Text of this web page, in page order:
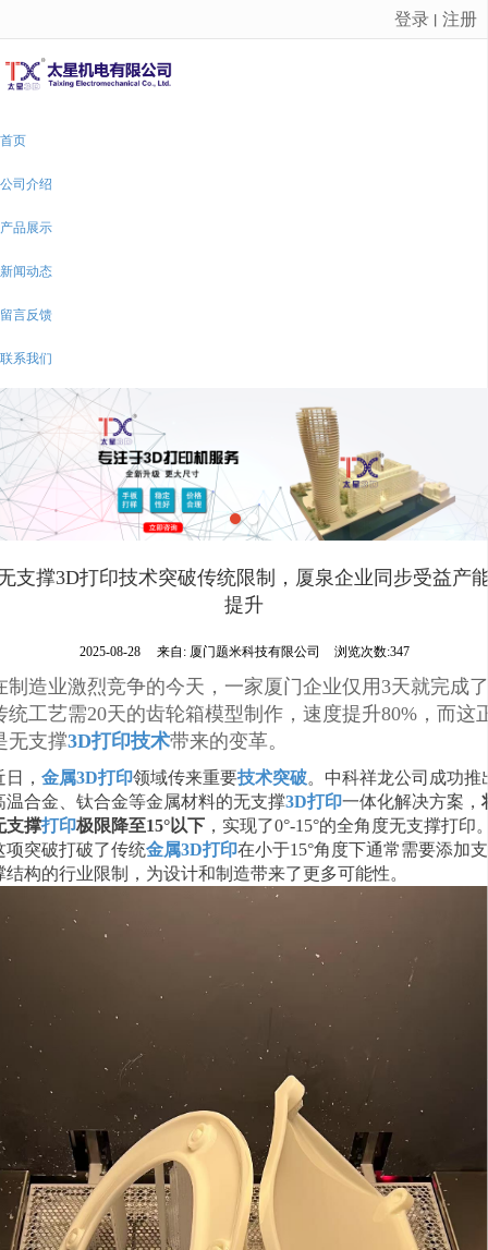
很遗憾，因您的浏览器版本过低导致无法获得最佳浏览体验，推荐下载安装谷歌浏览器！
登录 丨 注册
首页
公司介绍
产品展示
新闻动态
留言反馈
联系我们
支撑3D打印技术突破传统限制，厦泉企业同步受益产
提升
2025-08-28 来自: 厦门题米科技有限公司 浏览次数:347
制造业激烈竞争的今天，一家厦门企业仅用3天就完成了
统工艺需20天的齿轮箱模型制作，速度提升80%，而这
无支撑3D打印技术带来的变革。
日， 金属3D打印领域传来重要技术突破。中科祥龙公司成功推
温合金、钛合金等金属材料的无支撑3D打印一体化解决方案，
支撑打印极限降至15°以下，实现了0°-15°的全角度无支撑打印
项突破打破了传统金属3D打印在小于15°角度下通常需要添加支
结构的行业限制，为设计和制造带来了更多可能性。